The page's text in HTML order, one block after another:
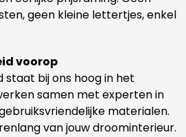
geen kleine lettertjes, enkel
voorop
staat bij ons hoog in het
samen met experten in
materialen.
van jouw droominterieur.